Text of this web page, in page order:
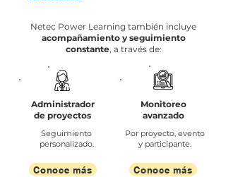
Netec Power Learning también incluye
acompañamiento y seguimiento
constante, a través de:
Administrador
de proyectos
Seguimiento
personalizado.
Conoce más
Monitoreo
avanzado
Por proyecto, evento
y participante.
Conoce más